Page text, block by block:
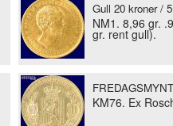
Gull 20 kroner /
NM1. 8,96 gr.
gr. rent gull).
KM76. Ex